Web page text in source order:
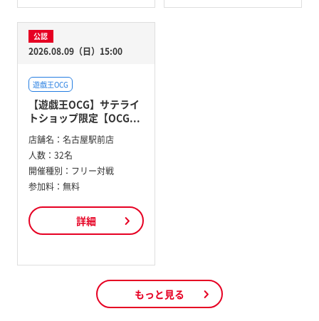
公認
2026.08.09（日）15:00
遊戯王OCG
【遊戯王OCG】サテライ
トショップ限定【OCG...
店舗名： 名古屋駅前店
人数： 32名
開催種別： フリー対戦
参加料： 無料
詳細
もっと見る